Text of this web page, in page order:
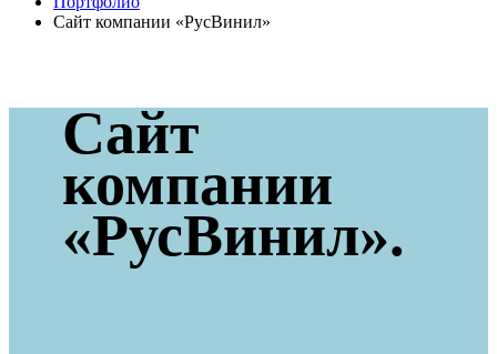
Сайт компании «РусВинил»